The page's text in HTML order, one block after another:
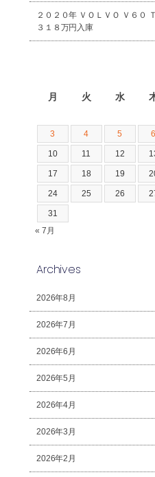
２０２０年 ＶＯＬＶＯ Ｖ６
３１８万円入庫
月 火 水
3 4 5 6
10 11 12
17 18 19
24 25 26
31
« 7月
Archives
2026年8月
2026年7月
2026年6月
2026年5月
2026年4月
2026年3月
2026年2月